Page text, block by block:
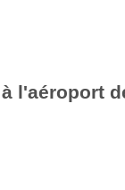
l'aéroport